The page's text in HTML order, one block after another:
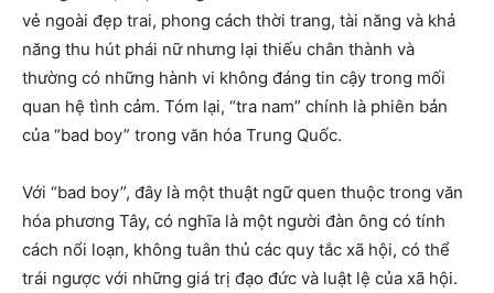
vẻ ngoài đẹp trai, phong cách thời trang, tài năng và khả
năng thu hút phái nữ nhưng lại thiếu chân thành và
thường có những hành vi không đáng tin cậy trong mối
quan hệ tình cảm. Tóm lại, “tra nam” chính là phiên bản
của “bad boy” trong văn hóa Trung Quốc.
Với “bad boy”, đây là một thuật ngữ quen thuộc trong văn
hóa phương Tây, có nghĩa là một người đàn ông có tính
cách nổi loạn, không tuân thủ các quy tắc xã hội, có thể
trái ngược với những giá trị đạo đức và luật lệ của xã hội.